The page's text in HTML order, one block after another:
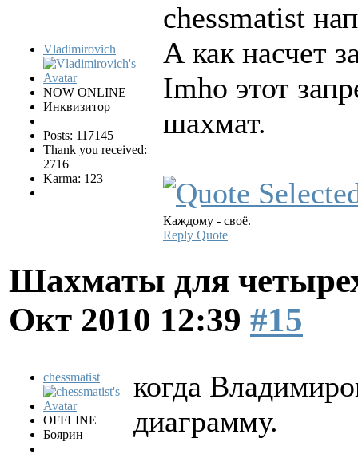
Vladimirovich
NOW ONLINE
Инквизитор
Posts: 117145
Thank you received:
2716
Karma: 123
chessmatist
А как насчет
Imho этот
шахмат.
Каждому - своё.
Reply Quote
Шахматы для
Окт 2010 12:39 #15
chessmatist
OFFLINE
Боярин
когда
диаграмму.